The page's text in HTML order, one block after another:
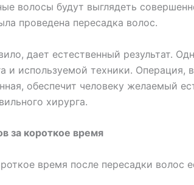
волосы будут выглядеть
проведена пересадка волос.
дает естественный результат.
и используемой техники. Операция,
обеспечит человеку желаемый
хирурга.
за короткое время
время после пересадки волос